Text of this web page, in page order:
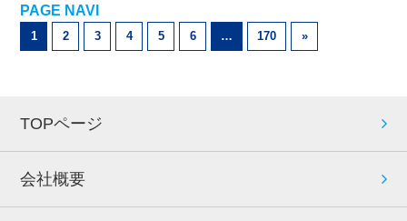
PAGE NAVI
1 2 3 4 5 6 … 170 »
TOPページ
会社概要